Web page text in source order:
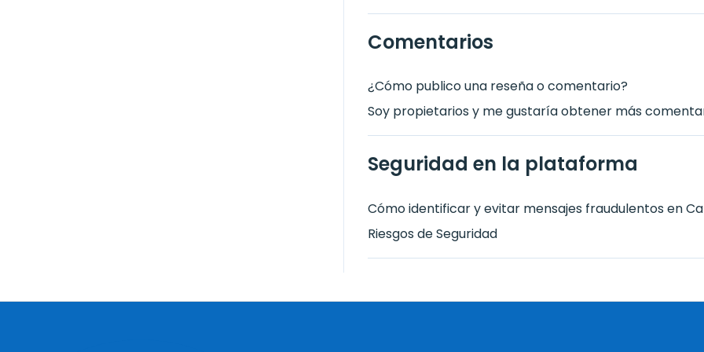
Comentarios
¿Cómo publico una reseña o comentario?
Soy propietarios y me gustaría obtener más
Seguridad en la plataforma
Cómo identificar y evitar mensajes fraudulentos en
Riesgos de Seguridad